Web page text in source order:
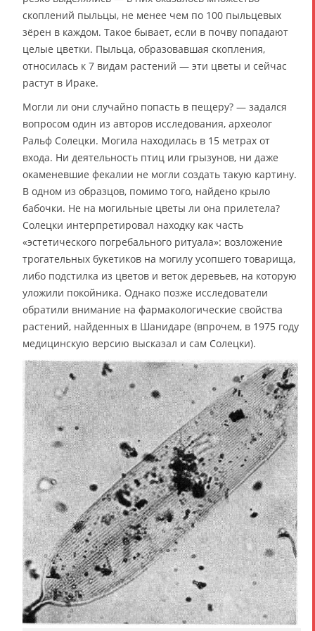
скоплений пыльцы, не менее чем по 100 пыльцевых
зёрен в каждом. Такое бывает, если в почву попадают
целые цветки. Пыльца, образовавшая скопления,
относилась к 7 видам растений — эти цветы и сейчас
растут в Ираке.
Могли ли они случайно попасть в пещеру? — задался
вопросом один из авторов исследования, археолог
Ральф Солецки. Могила находилась в 15 метрах от
входа. Ни деятельность птиц или грызунов, ни даже
окаменевшие фекалии не могли создать такую картину.
В одном из образцов, помимо того, найдено крыло
бабочки. Не на могильные цветы ли она прилетела?
Солецки интерпретировал находку как часть
«эстетического погребального ритуала»: возложение
трогательных букетиков на могилу усопшего товарища,
либо подстилка из цветов и веток деревьев, на которую
уложили покойника. Однако позже исследователи
обратили внимание на фармакологические свойства
растений, найденных в Шанидаре (впрочем, в 1975 году
медицинскую версию высказал и сам Солецки).